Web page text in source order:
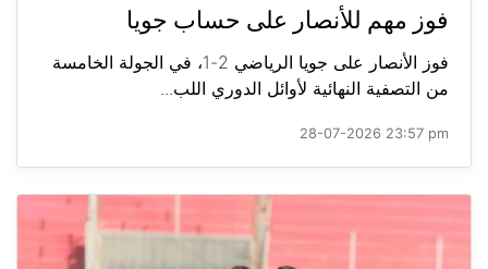
فوز مهم للأنصار على حساب جويا
فوز الأنصار على جويا الرياضي 2-1، في الجولة الخامسة
من التصفية النهائية لأوائل الدوري اللب...
28-07-2026 23:57 pm